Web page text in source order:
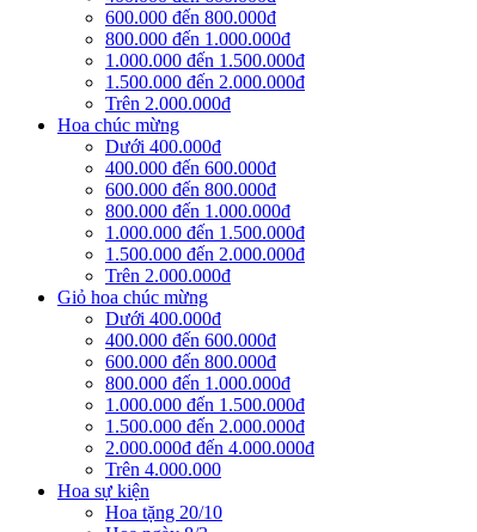
600.000 đến 800.000đ
800.000 đến 1.000.000đ
1.000.000 đến 1.500.000đ
1.500.000 đến 2.000.000đ
Trên 2.000.000đ
Hoa chúc mừng
Dưới 400.000đ
400.000 đến 600.000đ
600.000 đến 800.000đ
800.000 đến 1.000.000đ
1.000.000 đến 1.500.000đ
1.500.000 đến 2.000.000đ
Trên 2.000.000đ
Giỏ hoa chúc mừng
Dưới 400.000đ
400.000 đến 600.000đ
600.000 đến 800.000đ
800.000 đến 1.000.000đ
1.000.000 đến 1.500.000đ
1.500.000 đến 2.000.000đ
2.000.000đ đến 4.000.000đ
Trên 4.000.000
Hoa sự kiện
Hoa tặng 20/10